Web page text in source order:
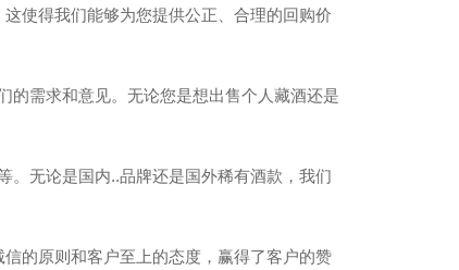
使得我们能够为您提供公正、合理的回购价
的需求和意见。无论您是想出售个人藏酒还是
。无论是国内..品牌还是国外稀有酒款，我们
的原则和客户至上的态度，赢得了客户的赞